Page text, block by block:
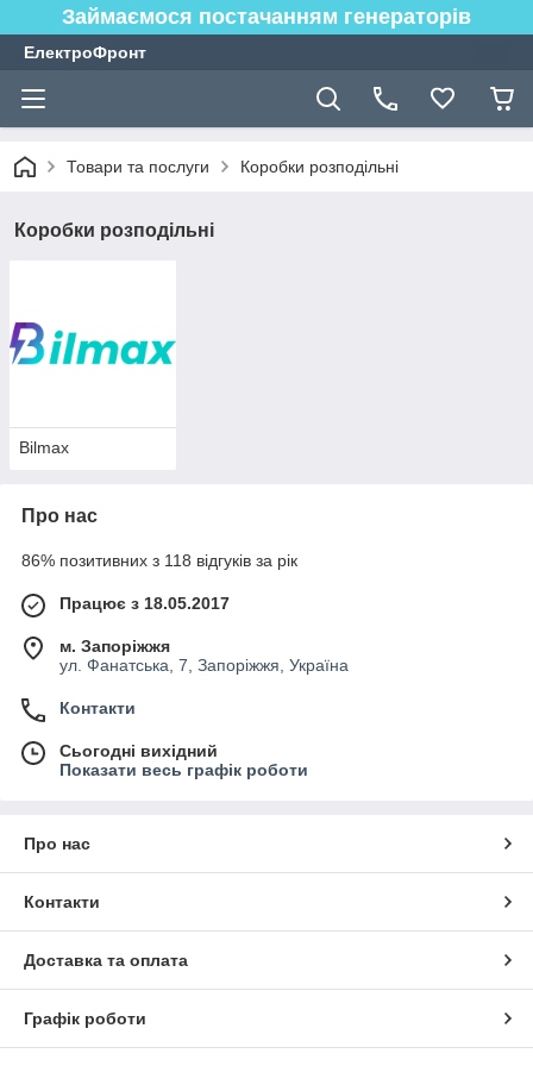
Займаємося постачанням генераторів
ЕлектроФронт
Товари та послуги Коробки розподільні
Коробки розподільні
Bilmax
Про нас
86% позитивних з 118 відгуків за рік
Працює з 18.05.2017
м. Запоріжжя
ул. Фанатська, 7, Запоріжжя, Україна
Контакти
Сьогодні вихідний
Показати весь графік роботи
Про нас
Контакти
Доставка та оплата
Графік роботи